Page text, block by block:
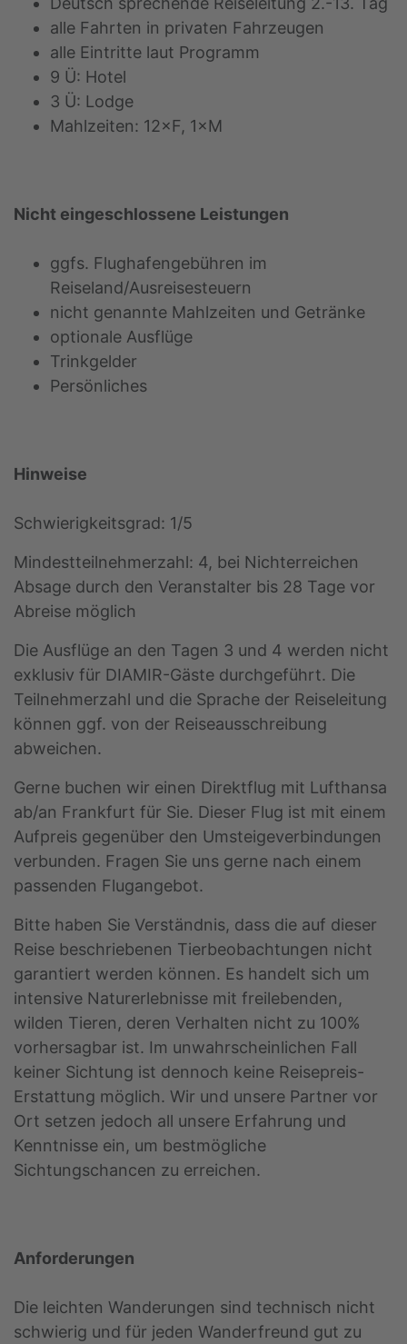
alle Fahrten in privaten Fahrzeugen
alle Eintritte laut Programm
9 Ü: Hotel
3 Ü: Lodge
Mahlzeiten: 12×F, 1×M
Nicht eingeschlossene Leistungen
ggfs. Flughafengebühren im
Reiseland/Ausreisesteuern
nicht genannte Mahlzeiten und Getränke
optionale Ausflüge
Trinkgelder
Persönliches
Hinweise
Schwierigkeitsgrad: 1/5
Mindestteilnehmerzahl: 4, bei Nichterreichen
Absage durch den Veranstalter bis 28 Tage vor
Abreise möglich
Die Ausflüge an den Tagen 3 und 4 werden nicht
exklusiv für DIAMIR-Gäste durchgeführt. Die
Teilnehmerzahl und die Sprache der Reiseleitung
können ggf. von der Reiseausschreibung
abweichen.
Gerne buchen wir einen Direktflug mit Lufthansa
ab/an Frankfurt für Sie. Dieser Flug ist mit einem
Aufpreis gegenüber den Umsteigeverbindungen
verbunden. Fragen Sie uns gerne nach einem
passenden Flugangebot.
Bitte haben Sie Verständnis, dass die auf dieser
Reise beschriebenen Tierbeobachtungen nicht
garantiert werden können. Es handelt sich um
intensive Naturerlebnisse mit freilebenden,
wilden Tieren, deren Verhalten nicht zu 100%
vorhersagbar ist. Im unwahrscheinlichen Fall
keiner Sichtung ist dennoch keine Reisepreis-
Erstattung möglich. Wir und unsere Partner vor
Ort setzen jedoch all unsere Erfahrung und
Kenntnisse ein, um bestmögliche
Sichtungschancen zu erreichen.
Anforderungen
Die leichten Wanderungen sind technisch nicht
schwierig und für jeden Wanderfreund gut zu